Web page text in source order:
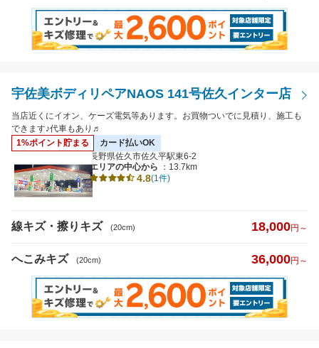
最短即日仕上がり
ポイント2%以上
宇佐美ボディリペアNAOS 141号佐久インター店
当店近くにイオン、ケーズ電気等あります。お買物ついでに見積り、施工も
できます♪代車もあり♬
1%ポイント貯まる
カード払いOK
長野県佐久市佐久平駅東6-2
エリアの中心から
：13.7km
4.8(1件)
線キズ・擦りキズ (20cm) 18,000円～
へこみキズ (20cm) 36,000円～